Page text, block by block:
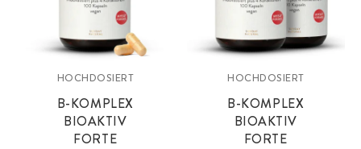
HOCHDOSIERT
B-KOMPLEX
BIOAKTIV
FORTE
HOCHDOSIERT
B-KOMPLEX
BIOAKTIV
FORTE